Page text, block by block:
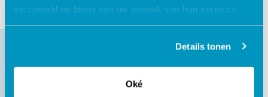
verzameld op basis van uw gebruik van hun services.
Details tonen
OkéOudertraining
Gedragsproblemen ASS